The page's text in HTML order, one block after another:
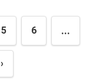
5 6 ...
›